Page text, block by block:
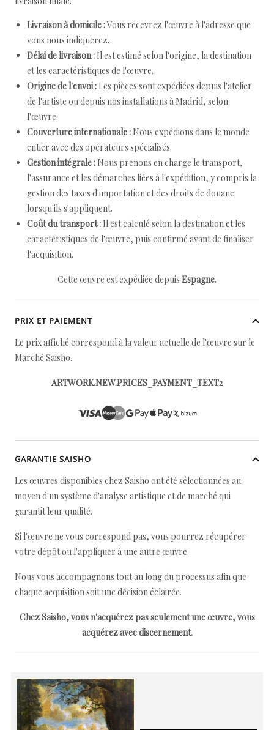
Livraison à domicile :Vous recevrez l'œuvre à l'adresse que
vous nous indiquerez.
Délai de livraison : Il est estimé selon l'origine, la destination
et les caractéristiques de l'œuvre.
Origine de l'envoi : Les pièces sont expédiées depuis l'atelier
de l'artiste ou depuis nos installations à Madrid, selon
l'œuvre.
Couverture internationale : Nous expédions dans le monde
entier avec des opérateurs spécialisés.
Gestion intégrale : Nous prenons en charge le transport,
l'assurance et les démarches liées à l'expédition, y compris la
gestion des taxes d'importation et des droits de douane
lorsqu'ils s'appliquent.
Coût du transport : Il est calculé selon la destination et les
caractéristiques de l'œuvre, puis confirmé avant de finaliser
l'acquisition.
Cette œuvre est expédiée depuis Espagne.
PRIX ET PAIEMENT
Le prix affiché correspond à la valeur actuelle de l'œuvre sur le
Marché Saisho.
ARTWORK.NEW.PRICES_PAYMENT_TEXT2
GARANTIE SAISHO
Les œuvres disponibles chez Saisho ont été sélectionnées au
moyen d'un système d'analyse artistique et de marché qui
garantit leur qualité.
Si l'œuvre ne vous correspond pas, vous pourrez récupérer
votre dépôt ou l'appliquer à une autre œuvre.
Nous vous accompagnons tout au long du processus afin que
chaque acquisition soit une décision éclairée.
Chez Saisho, vous n'acquérez pas seulement une œuvre, vous
acquérez avec discernement.